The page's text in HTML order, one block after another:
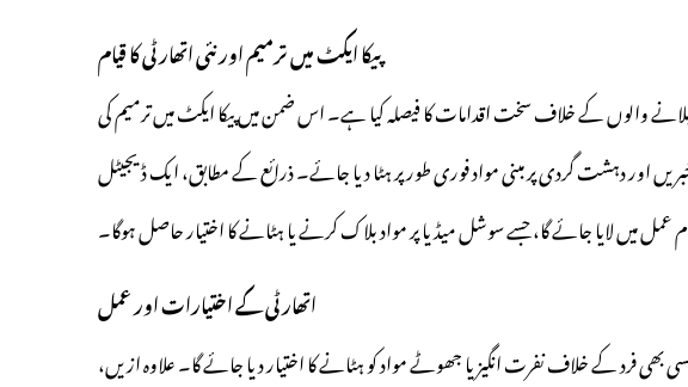
پیکا ایکٹ میں ترمیم اور نئی اتھارٹی کا قیام
والوں کے خلاف سخت اقدامات کا فیصلہ کیا ہے۔ اس ضمن میں پیکا ایکٹ میں ترمیم کی
اور دہشت گردی پر مبنی مواد فوری طور پر ہٹا دیا جائے۔ ذرائع کے مطابق، ایک ڈیجیٹل
عمل میں لایا جائے گا، جسے سوشل میڈیا پر مواد بلاک کرنے یا ہٹانے کا اختیار حاصل ہوگا۔
اتھارٹی کے اختیارات اور عمل
بھی فرد کے خلاف نفرت انگیز یا جھوٹے مواد کو ہٹانے کا اختیار دیا جائے گا۔ علاوہ ازیں،